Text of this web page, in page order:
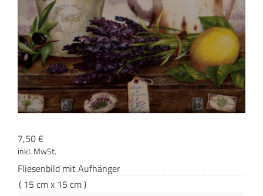
7,50€
inkl. MwSt.
Flie­sen­bild mit Aufhänger
( 15 cm x 15 cm )